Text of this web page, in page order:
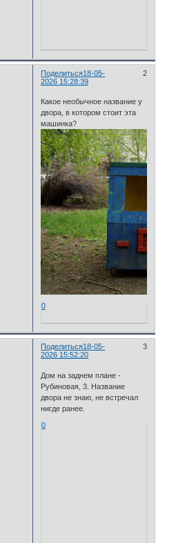
Поделиться 2
18-05-
2026 15:28:39
Какое необычное название у
двора, в котором стоит эта
машинка?
0
Поделиться 3
18-05-
2026 15:52:20
Дом на заднем плане -
Рубиновая, 3. Название
двора не знаю, не встречал
нигде ранее.
0